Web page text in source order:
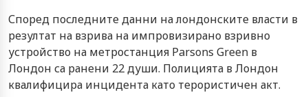
Според последните данни на лондонските власти в
резултат на взрива на импровизирано взривно
устройство на метростанция Parsons Green в
Лондон са ранени 22 души. Полицията в Лондон
квалифицира инцидента като терористичен акт.